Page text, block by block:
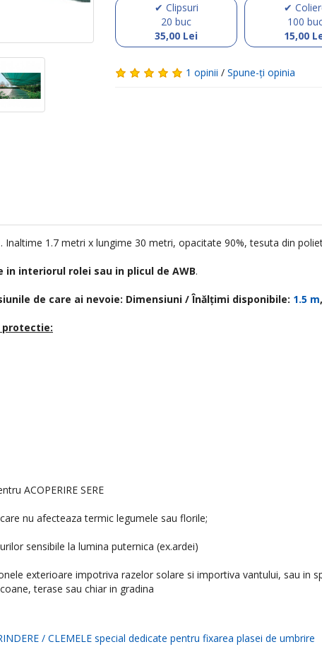
✔ Clipsuri
20 buc
35,00 Lei
✔
100
15,00
1 opinii / Spune-ţi opinia
1.7 metri x lungime 30 metri, opacitate 90%, tesuta din
in interiorul rolei sau in plicul de AWB.
de care ai nevoie: Dimensiuni / Înălțimi disponibile: 1.5 m,
protectie:
ACOPERIRE SERE
nu afecteaza termic legumele sau florile;
sensibile la lumina puternica (ex.ardei)
exterioare impotriva razelor solare si importiva vantului, sau in
terase sau chiar in gradina
/ CLEMELE special dedicate pentru fixarea plasei de umbrire